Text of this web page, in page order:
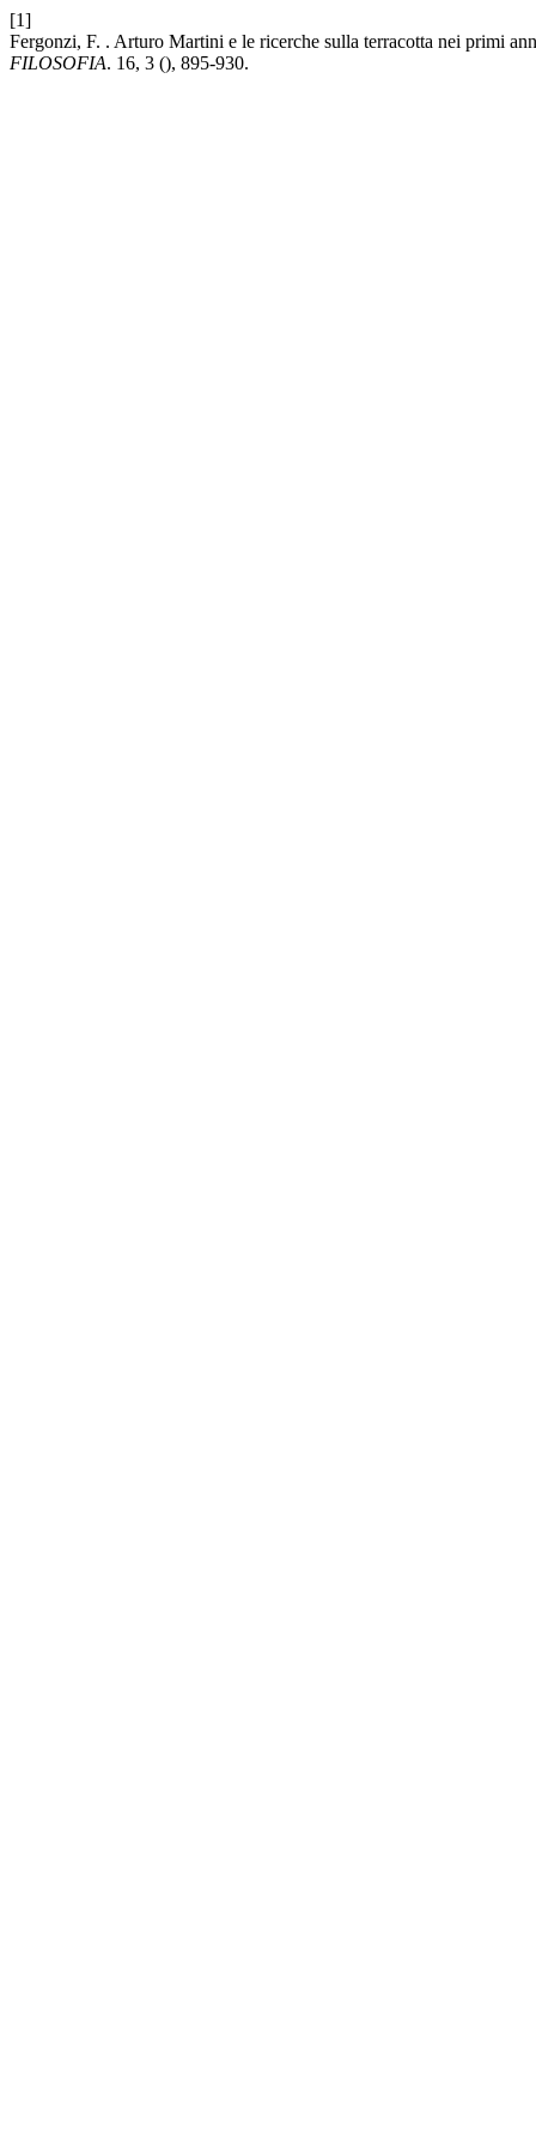
[1]
Fergonzi, F. . Arturo Martini e le ricerche sulla terracotta nei primi
FILOSOFIA. 16, 3 (), 895-930.